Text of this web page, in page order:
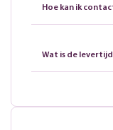
Hoe kan ik
Wat is de